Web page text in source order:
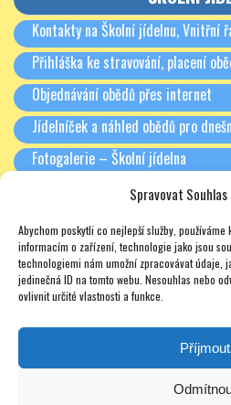
Spravovat
Abychom poskytli co nejlepší služby,
informacím o zařízení, technologie jako jsou
technologiemi nám umožní zpracovávat údaje,
jedinečná ID na tomto webu. Nesouhlas nebo
ovlivnit určité vlastnosti a funkce.
Příjmout
Kontakty na Školní jídelnu, Vnitřní
Přihláška ke stravování, placení
Objednávání obědů přes internet
Jídelníček a náhled obědů pro
Fotogalerie – Školní jídelna
Třídní schůzky + Spolek rodičů
Rada školy
Soukromé doučování – zajímavé